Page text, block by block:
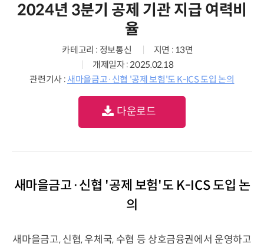
2024년 3분기 공제 기관 지급 여력비
율
카테고리 : 정보통신
지면 : 13면
개제일자 : 2025.02.18
관련기사 : 새마을금고·신협 '공제 보험'도 K-ICS 도입 논의
다운로드
새마을금고·신협 '공제 보험'도 K-ICS 도입 논
의
새마을금고, 신협, 우체국, 수협 등 상호금융권에서 운영하고